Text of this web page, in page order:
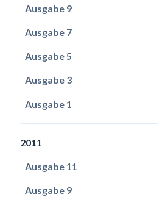
Ausgabe 9
Ausgabe 7
Ausgabe 5
Ausgabe 3
Ausgabe 1
2011
Ausgabe 11
Ausgabe 9